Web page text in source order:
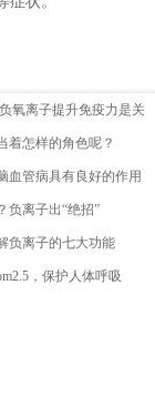
氧离子提升免疫力是关
着怎样的角色呢？
血管病具有良好的作用
负离子出“绝招”
负离子的七大功能
，保护人体呼吸